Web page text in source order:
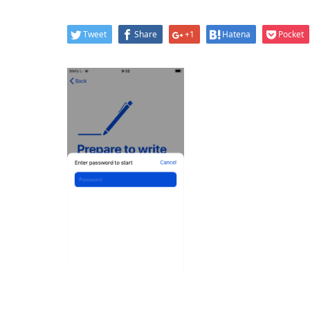
Tweet Share +1 Hatena Pocket